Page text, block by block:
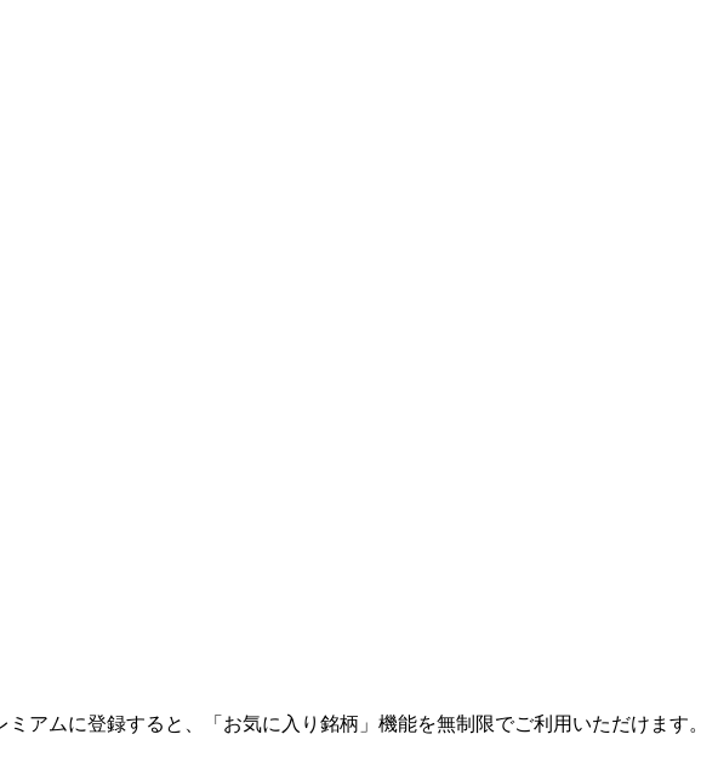
ミアムに登録すると、「お気に入り銘柄」機能を無制限でご利用いただけます。